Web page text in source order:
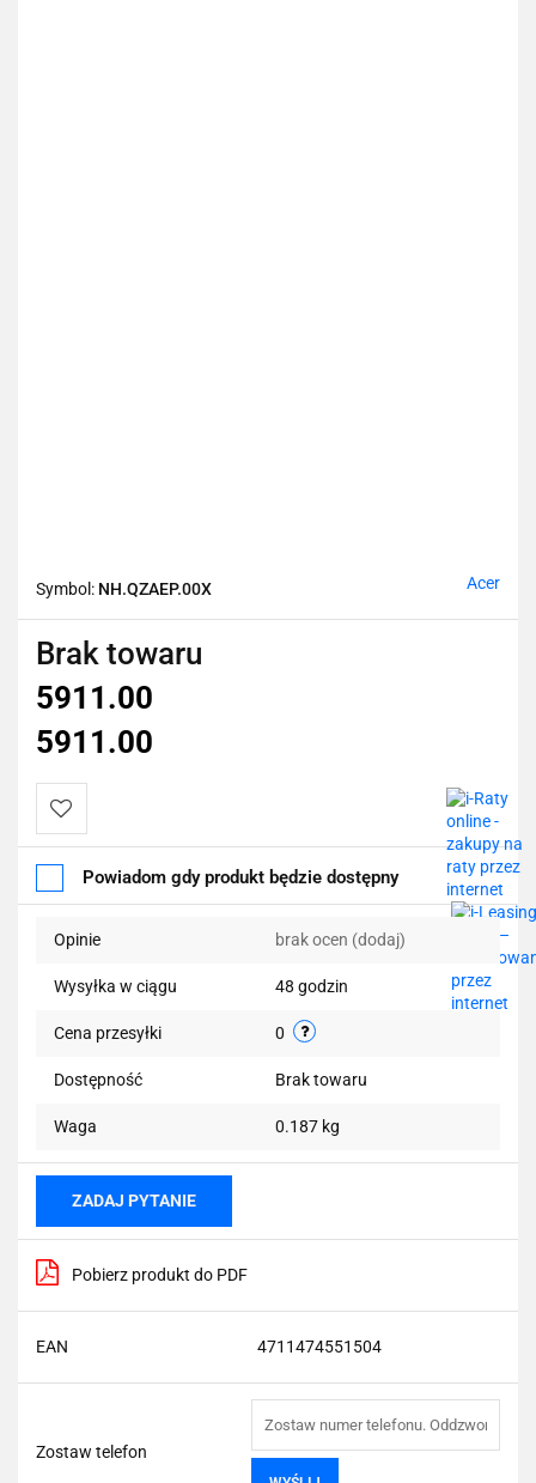
Symbol: NH.QZAEP.00X Acer
Brak towaru
5911.00
5911.00
Do
przechowalni
Powiadom gdy produkt będzie dostępny
Opinie brak ocen (dodaj)
Wysyłka w ciągu 48 godzin
Cena przesyłki 0
Dostępność Brak towaru
Waga 0.187 kg
ZADAJ PYTANIE
Pobierz produkt do PDF
EAN 4711474551504
Zostaw telefon